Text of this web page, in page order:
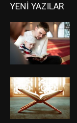
YENİ YAZILAR